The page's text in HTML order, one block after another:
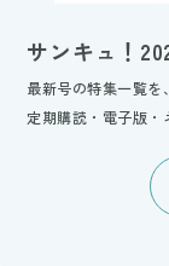
サンキュ！
最新号の特集一覧を
定期購読・電子版・